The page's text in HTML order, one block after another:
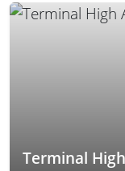
Terminal